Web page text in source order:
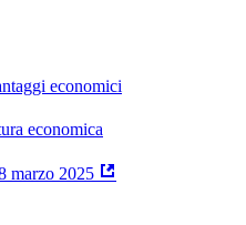
economici
economica
marzo 2025